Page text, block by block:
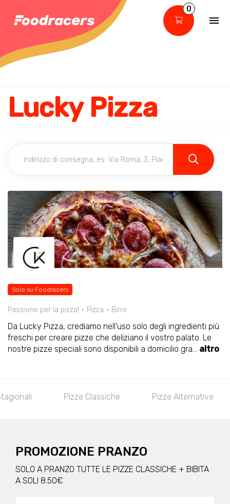
0
Lucky Pizza
Solo su Foodracers
Passione per la pizza! Pizza Birre
Da Lucky Pizza, crediamo nell'uso solo degli ingredienti più
freschi per creare pizze che deliziano il vostro palato. Le
nostre pizze speciali sono disponibili a domicilio gra... altro
Pizze Classiche Pizze Alternative
PROMOZIONE PRANZO
SOLO A PRANZO TUTTE LE PIZZE CLASSICHE + BIBITA
A SOLI 8.50€